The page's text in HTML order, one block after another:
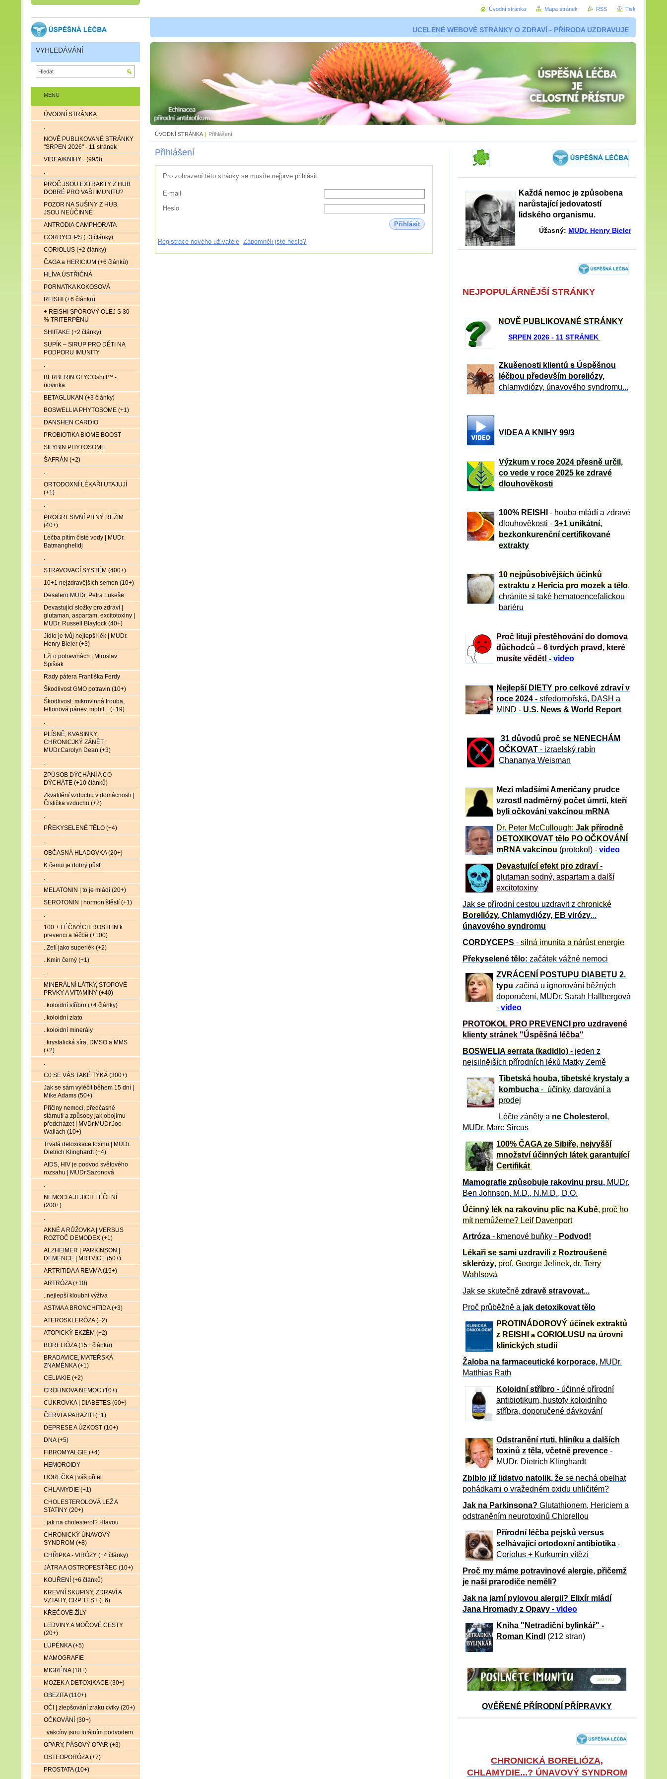
UCELENÉ WEBOVÉ STRÁNKY O ZDRAVÍ - PŘÍRODA UZDRAVUJE
ÚVODNÍ STRÁNKA | Přihlášení
Přihlášení
Pro zobrazení této stránky se musíte nejprve přihlásit.
E-mail
Heslo
Přihlásit
Registrace nového uživatele Zapomněli jste heslo?
Každá nemoc je způsobena
narůstající jedovatostí
lidského organismu.
Úžasný: MUDr. Henry Bieler
NEJPOPULÁRNĚJŠÍ STRÁNKY
NOVĚ PUBLIKOVANÉ STRÁNKY
SRPEN 2026 - 11 STRÁNEK
Zkušenosti klientů s Úspěšnou
léčbou především boreliózy,
chlamydiózy, únavového syndromu...
VIDEA A KNIHY 99/3
Výzkum v roce 2024 přesně určil,
co vede v roce 2025 ke zdravé
dlouhověkosti
100% REISHI
- houba mládí a zdravé
dlouhověkosti - 3+1 unikátní,
bezkonkurenční certifikované
extrakty
10 nejpůsobivějších účinků
extraktu z Hericia pro mozek a tělo,
chráníte si také hematoencefalickou
bariéru
Proč lituji přestěhování do domova
důchodců – 6 tvrdých pravd, které
musíte vědět! - video
Nejlepší DIETY pro celkové zdraví v
roce 2024 - středomořská, DASH a
MIND - U.S. News & World Report
31 důvod ů proč se NENECHÁM
OČKOVAT - izraelský rabín
Chananya Weisman
Mezi mladšími Američany prudce
vzrostl nadměrný počet úmrtí, kteří
byli očkováni vakcínou mRNA
Dr. Peter McCullough: Jak přírodně
DETOXIKOVAT tělo PO OČKOVÁNÍ
mRNA vakcínou (protokol) - video
Devastující efekt pro zdraví-
glutaman sodný, aspartam a další
excitotoxiny
Jak se přírodní cestou uzdravit z chronické
Boreliózy, Chlamydiózy, EB virózy...
únavového syndromu
CORDYCEPS - silná imunita a nárůst energie
Překyselené tělo: začátek vážné nemoci
ZVRÁCE NÍ POSTUPU DIABETU 2.
typu začíná u ignorování běžných
doporučení, MUDr. Sarah Hallbergová
- video
PROTOKOL PRO PREVENCI pro uzdravené
klienty stránek "Úspěšná léčba"
BOSWELIA serrata (kadidlo) - jeden z
nejsilnějších přírodních léků Matky Země
Tibetská houba, tibetské krystaly a
kombucha - účinky, darování a
prodej
Léčte záněty a ne Cholesterol ,
MUDr. Marc Sircus
100% ČAGA ze Sibiře, nejvyšší
množství účinných látek garantující
Certifikát
Mamografie způsobuje rakovinu prsu, MUDr.
Ben Johnson, M.D., N.M.D., D.O.
Účinný lék na rakovinu plic na Kubě, proč ho
mít nemůžeme? Leif Davenport
Artróza - kmenové buňky - Podvod!
Lékaři se sami uzdravili z Roztroušené
sklerózy, prof. George Jelinek, dr. Terry
Wahlsová
Jak se skutečně zdravě stravovat...
Proč průběžně a jak detoxikovat tělo
PROTINÁDOROVÝ účinek extraktů
z REISHI a CORIOLUSU na úrovni
klinických studií
Žaloba na farmaceutické korporace, MUDr.
Matthias Rath
Koloidní stříbro- účinné přírodní
antibiotikum, hustoty koloidního
stříbra, doporučené dávkování
Odstranění rtuti, hliníku a dalších
toxinů z těla, včetně prevence -
MUDr. Dietrich Klinghardt
Zblblo již lidstvo natolik, že se nechá obelhat
pohádkami o vražedném oxidu uhličitém?
Jak na Parkinsona? Glutathionem, Hericiem a
odstraněním neurotoxinů Chlorellou
Přírodní léčba pejsků versus
selhávající ortodoxní antibiotika -
Coriolus + Kurkumin vítězí
Proč my máme potravinové alergie, přičemž
je naši prarodiče neměli?
Jak na jarní pylovou alergii? Elixír mládí
Jana Hromady z Opavy - video
Kniha "Netradiční bylinkář" -
Roman Kindl
(212 stran)
OVĚŘENÉ PŘÍRODNÍ PŘÍPRAVKY
CHRONICKÁ BORELIÓZA,
CHLAMYDIE...? ÚNAVOVÝ SYNDROM
MENU
ÚVODNÍ STRÁNKA
.
NOVĚ PUBLIKOVANÉ STRÁNKY
"SRPEN 2026" - 11 stránek
VIDEA/KNIHY... (99/3)
.
PROČ JSOU EXTRAKTY Z HUB
DOBRÉ PRO VAŠI IMUNITU?
POZOR NA SUŠINY Z HUB,
JSOU NEÚČINNÉ
ANTRODIA CAMPHORATA
CORDYCEPS (+3 články)
CORIOLUS (+2 články)
ČAGA a HERICIUM (+6 článků)
HLÍVA ÚSTŘIČNÁ
PORNATKA KOKOSOVÁ
REISHI (+6 článků)
+ REISHI SPÓROVÝ OLEJ S 30
% TRITERPÉNŮ
SHIITAKE (+2 články)
SUPÍK – SIRUP PRO DĚTI NA
PODPORU IMUNITY
.
BERBERIN GLYCOshift™ -
novinka
BETAGLUKAN (+3 články)
BOSWELLIA PHYTOSOME (+1)
DANSHEN CARDIO
PROBIOTIKA BIOME BOOST
SILYBIN PHYTOSOME
ŠAFRÁN (+2)
.
ORTODOXNÍ LÉKAŘI UTAJUJÍ
(+1)
.
PROGRESIVNÍ PITNÝ REŽIM
(40+)
Léčba pitím čisté vody | MUDr.
Batmanghelidj
.
STRAVOVACÍ SYSTÉM (400+)
10+1 nejzdravějších semen (10+)
Desatero MUDr. Petra Lukeše
Devastující složky pro zdraví |
glutaman, aspartam, excitotoxiny |
MUDr. Russell Blaylock (40+)
Jídlo je tvůj nejlepší lék | MUDr.
Henry Bieler (+3)
Lži o potravinách | Miroslav
Spišiak
Rady pátera Františka Ferdy
Škodlivost GMO potravin (10+)
Škodlivost: mikrovlnná trouba,
teflonová pánev, mobil... (+19)
.
PLÍSNĚ, KVASINKY,
CHRONICJKÝ ZÁNĚT |
MUDr.Carolyn Dean (+3)
.
ZPŮSOB DÝCHÁNÍ A CO
DÝCHÁTE (+10 článků)
Zkvalitění vzduchu v domácnosti |
Čistička vzduchu (+2)
.
PŘEKYSELENÉ TĚLO (+4)
.
OBČASNÁ HLADOVKA (20+)
K čemu je dobrý půst
.
MELATONIN | to je mládí (20+)
SEROTONIN | hormon štěstí (+1)
.
100 + LÉČIVÝCH ROSTLIN k
prevenci a léčbě (+100)
..Zelí jako superlék (+2)
..Kmín černý (+1)
.
MINERÁLNÍ LÁTKY, STOPOVÉ
PRVKY A VITAMÍNY (+40)
..koloidní stříbro (+4 články)
..koloidní zlato
..koloidní minerály
..krystalická síra, DMSO a MMS
(+2)
.
C0 SE VÁS TAKÉ TÝKÁ (300+)
Jak se sám vyléčit během 15 dní |
Mike Adams (50+)
Příčiny nemocí, předčasné
stárnutí a způsoby jak obojímu
předcházet | MVDr.MUDr.Joe
Wallach (10+)
Trvalá detoxikace toxinů | MUDr.
Dietrich Klinghardt (+4)
AIDS, HIV je podvod světového
rozsahu | MUDr.Sazonová
.
NEMOCI A JEJICH LÉČENÍ
(200+)
.
AKNÉ A RŮŽOVKA | VERSUS
ROZTOČ DEMODEX (+1)
ALZHEIMER | PARKINSON |
DEMENCE | MRTVICE (50+)
ARTRITIDA A REVMA (15+)
ARTRÓZA (+10)
..nejlepší kloubní výživa
ASTMA A BRONCHITIDA (+3)
ATEROSKLERÓZA (+2)
ATOPICKÝ EKZÉM (+2)
BORELIÓZA (15+ článků)
BRADAVICE, MATEŘSKÁ
ZNAMÉNKA (+1)
CELIAKIE (+2)
CROHNOVA NEMOC (10+)
CUKROVKA | DIABETES (60+)
ČERVI A PARAZITI (+1)
DEPRESE A ÚZKOST (10+)
DNA (+5)
FIBROMYALGIE (+4)
HEMOROIDY
HOREČKA | váš přítel
CHLAMYDIE (+1)
CHOLESTEROLOVÁ LEŽ A
STATINY (20+)
..jak na cholesterol? Hlavou
CHRONICKÝ ÚNAVOVÝ
SYNDROM (+8)
CHŘIPKA - VIRÓZY (+4 články)
JÁTRA A OSTROPESTŘEC (10+)
KOUŘENÍ (+6 článků)
KREVNÍ SKUPINY, ZDRAVÍ A
VZTAHY, CRP TEST (+6)
KŘEČOVÉ ŽÍLY
LEDVINY A MOČOVÉ CESTY
(20+)
LUPÉNKA (+5)
MAMOGRAFIE
MIGRÉNA (10+)
MOZEK A DETOXIKACE (30+)
OBEZITA (110+)
OČI | zlepšování zraku cviky (20+)
OČKOVÁNÍ (30+)
..vakcíny jsou totálním podvodem
OPARY, PÁSOVÝ OPAR (+3)
OSTEOPORÓZA (+7)
PROSTATA (10+)
VYHLEDÁVÁNÍ
Úvodní stránka Mapa stránek RSS Tisk